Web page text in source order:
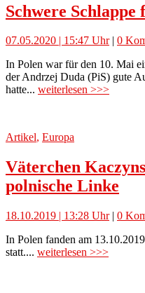
Schwere
07.05.2020 | 15:47 Uhr| 0
In Polen war für den 10. Mai
der Andrzej Duda (PiS) gute
hatte... weiterlesen >>>
Artikel, Europa
Väterchen
polnische Linke
18.10.2019 | 13:28 Uhr| 0
In Polen fanden am
statt.... weiterlesen >>>